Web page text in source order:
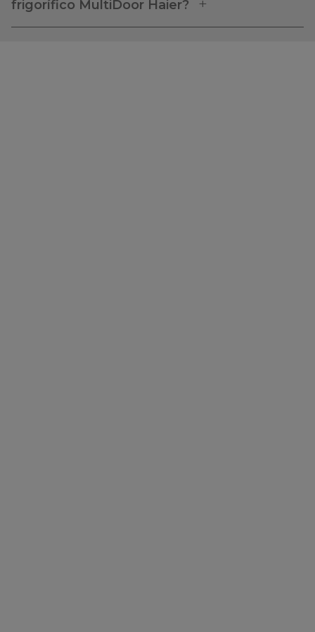
frigorífico MultiDoor Haier?